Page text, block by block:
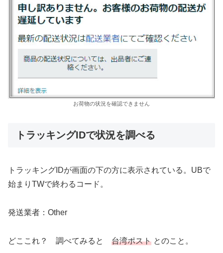
お荷物の状況を確認できません
トラッキングIDで状況を調べる
トラッキングIDが画面の下の方に表示されている。UBで
始まりTWで終わるコード。
発送業者：Other
どここれ？ 調べてみると 台湾ポスト とのこと。